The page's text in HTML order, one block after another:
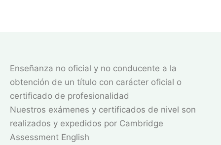
Enseñanza no oficial y no conducente a la
obtención de un título con carácter oficial o
certificado de profesionalidad
Nuestros exámenes y certificados de nivel son
realizados y expedidos por Cambridge
Assessment English